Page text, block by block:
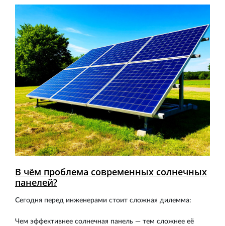
В чём проблема современных солнечных
панелей?
Сегодня перед инженерами стоит сложная дилемма:
Чем эффективнее солнечная панель — тем сложнее её